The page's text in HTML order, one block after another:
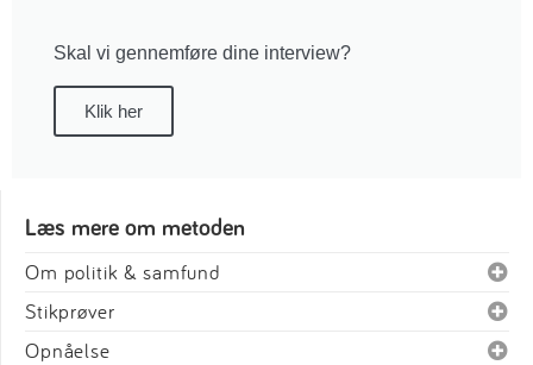
Skal vi gennemføre dine interview?
Klik her
Læs mere om metoden
Om politik & samfund
Stikprøver
Opnåelse